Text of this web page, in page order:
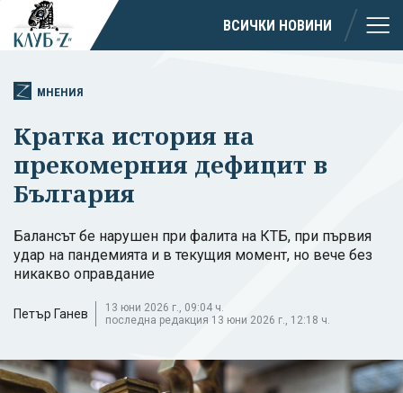
ВСИЧКИ НОВИНИ
МНЕНИЯ
Кратка история на
прекомерния дефицит в
България
Балансът бе нарушен при фалита на КТБ, при първия
удар на пандемията и в текущия момент, но вече без
никакво оправдание
Петър Ганев
13 юни 2026 г., 09:04 ч.
последна редакция 13 юни 2026 г., 12:18 ч.